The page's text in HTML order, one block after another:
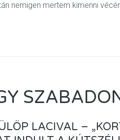
nemigen mertem kimenni
LACIVAL –